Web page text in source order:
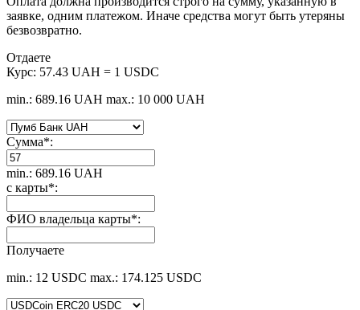
заявке, одним платежом. Иначе средства могут быть утеряны
безвозвратно.
Отдаете
Курс: 57.43 UAH = 1 USDC
min.: 689.16 UAH max.: 10 000 UAH
Сумма*:
min.: 689.16 UAH
с карты*:
ФИО владельца карты*:
Получаете
min.: 12 USDC max.: 174.125 USDC